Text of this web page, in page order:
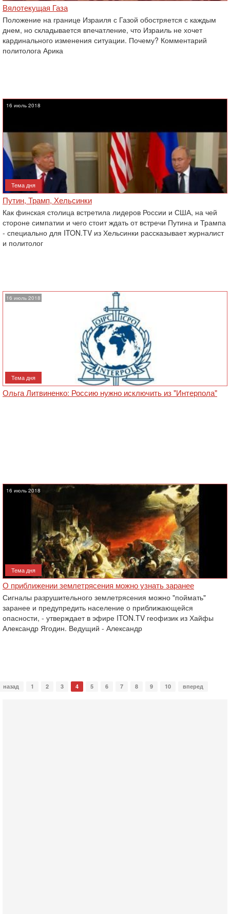
Вялотекущая Газа
Положение на границе Израиля с Газой обостряется с каждым
днем, но складывается впечатление, ‎что Израиль не хочет
кардинального изменения ситуации. Почему? Комментарий
политолога Арика
16 июль 2018
Тема дня
Путин, Трамп, Хельсинки
Как финская столица встретила лидеров России и США, на чей
стороне симпатии и чего стоит ждать от встречи Путина и Трампа
- специально для ITON.TV из Хельсинки рассказывает журналист
и политолог
16 июль 2018
Тема дня
Ольга Литвиненко: Россию нужно исключить из "Интерпола"
16 июль 2018
Тема дня
О приближении землетрясения можно узнать заранее
Сигналы разрушительного землетрясения можно "поймать"
заранее и предупредить население о приближающейся
опасности, - утверждает в эфире ITON.TV геофизик из Хайфы
Александр Ягодин. Ведущий - Александр
назад 1 2 3 4 5 6 7 8 9 10 вперед